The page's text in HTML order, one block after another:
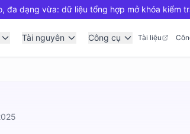
đa dạng vừa: dữ liệu tổng hợp mở khóa kiểm
Tài nguyên Công cụ Tài liệu